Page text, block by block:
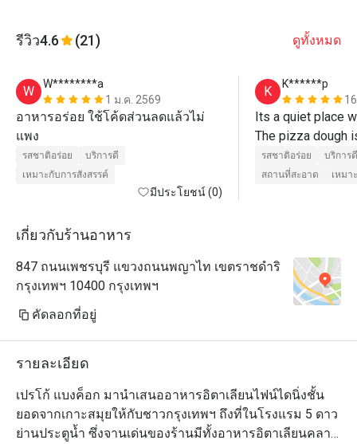
รีวิว4.6 (21) ดูทั้งหมด
W
W********a
1 ม.ค. 2569
อาหารอร่อย ใช้โค้ดส่วนลดแล้วไม่
แพง
รสชาติอร่อย
บริการดี
เหมาะกับการสังสรรค์
มีประโยชน์ (0)
K
K******p
Its a quiet place
The pizza dough
รสชาติอร่อย
บริการดี
สถานที่สะอาด
เหมา
เกี่ยวกับร้านอาหาร
847 ถนนเพชรบุรี แขวงถนนพญาไท เขตราชดำริ
กรุงเทพฯ 10400 กรุงเทพฯ
คัดลอกที่อยู่
รายละเอียด
เปรโก้ แบงค็อก มานำเสนออาหารอิตาเลียนไฟน์ไดนิ่งชั้น
ยอดจากเกาะสมุยให้กับชาวกรุงเทพฯ ถึงที่ในโรงแรม 5 ดาว
ย่านประตูน้ำ ซึ่งจานเด่นของร้านมีทั้งอาหารอิตาเลียนคลาส